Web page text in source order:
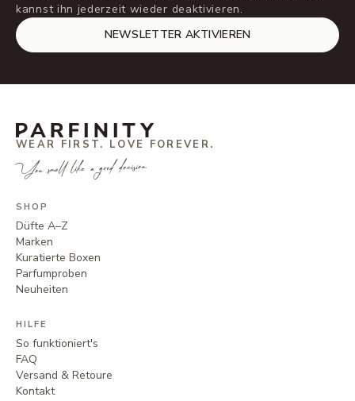
kannst ihn jederzeit wieder deaktivieren.
NEWSLETTER AKTIVIEREN
WEAR FIRST. LOVE FOREVER.
You smell like a good decision.
SHOP
Düfte A–Z
Marken
Kuratierte Boxen
Parfumproben
Neuheiten
HILFE
So funktioniert's
FAQ
Versand & Retoure
Kontakt